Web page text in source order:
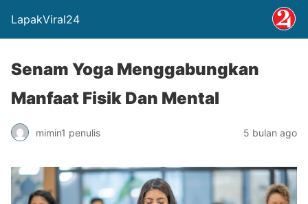
LapakViral24
Senam Yoga Menggabungkan
Manfaat Fisik Dan Mental
mimin1 penulis 5 bulan ago